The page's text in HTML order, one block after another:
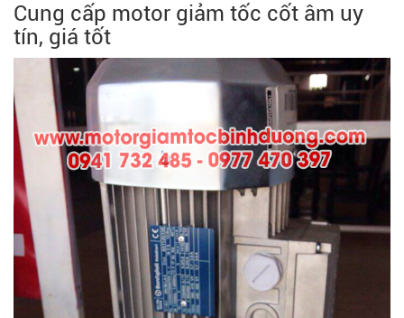
Cung cấp motor giảm tốc cốt âm uy
tín, giá tốt